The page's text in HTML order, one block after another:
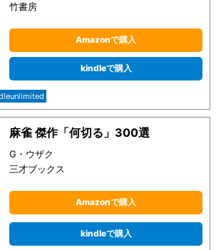
竹書房
Amazonで購入
kindleで購入
麻雀 傑作「何切る」300選
G・ウザク
三才ブックス
Amazonで購入
kindleで購入